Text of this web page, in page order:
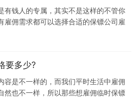
有钱人的专属，其实不是这样的不管你
雇佣需求都可以选择合适的保镖公司雇
要多少?
容是不一样的，而我们平时生活中雇佣
然也不一样，所以那些想雇佣临时保镖